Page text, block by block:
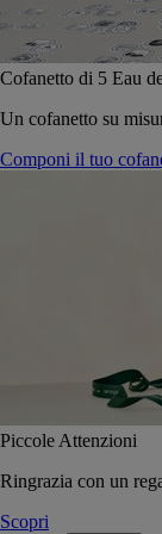
Cofanetto di 5 Eau
Un cofanetto su
Componi il tuo
Piccole Attenzioni
Ringrazia con un
Scopri